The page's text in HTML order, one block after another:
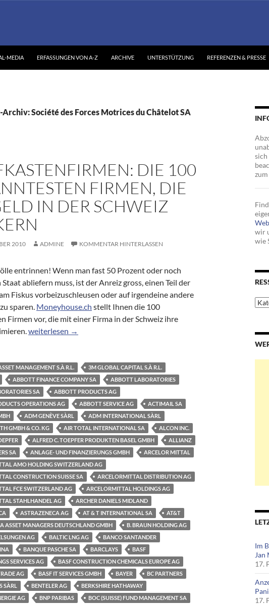
MEDIA ERFASSUNGEN VON A-Z ARCHIVE UNTERSTÜTZUNG REFERENZEN & PRESSE
Société des Forces Motrices du Châtelot SA
DIE 100
FIRMEN, DIE
IN DER SCHWEIZ
2010 ADMINE KOMMENTAR HINTERLASSEN
entrinnen! Wenn man fast 50 Prozent oder noch
Staat abliefern muss, ist der Anreiz gross, einen Teil der
Fiskus vorbeizuschleusen oder auf irgendeine andere
sparen. Moneyhouse.ch stellt Ihnen die 100
Firmen vor, die mit einer Firma in der Schweiz ihre
Briefkastenfirmen: Die 100 bekanntesten Firmen, die Ihr Geld in der
weiterlesen →
MANAGEMENT S.À R.L.
3M GLOBAL CAPITAL S.À R.L.
ABBOTT FINANCE COMPANY SA
ABBOTT LABORATORIES
SA
ABBOTT PRODUCTS AG
OPERATIONS AG
ABBOTT SERVICE AG
ACTIMAIL SA
ADM GENÈVE SÀRL
ADM INTERNATIONAL SÀRL
GMBH & CO. KG
AIR TOTAL INTERNATIONAL SA
ALCON INC.
ALFRED C. TOEPFER PRODUKTEN BASEL GMBH
ALLIANZ
SA
ANLAGE- UND FINANZIERUNGS GMBH
ARCELOR MITTAL
AMO HOLDING SWITZERLAND AG
CONSTRUCTION SUISSE SA
ARCELORMITTAL DISTRIBUTION AG
FCE SWITZERLAND AG
ARCELORMITTAL HOLDINGS AG
STAHLHANDEL AG
ARCHER DANIELS MIDLAND
ASTRAZENECA AG AT & T INTERNATIONAL SA
AT&T
ASSET MANAGERS DEUTSCHLAND GMBH
B. BRAUN HOLDING AG
AG
BALTIC LNG AG
BANCO SANTANDER
BANQUE PASCHE SA BARCLAYS
BASF
SERVICES AG
BASF CONSTRUCTION CHEMICALS EUROPE AG
AG
BASF IT SERVICES GMBH BAYER
BC PARTNERS
SÀRL
BENTELER AG
BERKSHIRE HATHAWAY
AG
BNP PARIBAS
BOC (SUISSE) FUND MANAGEMENT SA
sich
wir
wie
&
Im
Jan
17.
17.